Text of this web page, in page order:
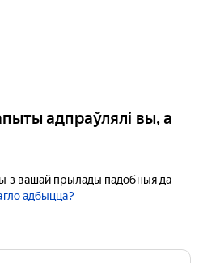
адпраўлялі вы, а
з вашай прылады падобныя да
адбыцца?